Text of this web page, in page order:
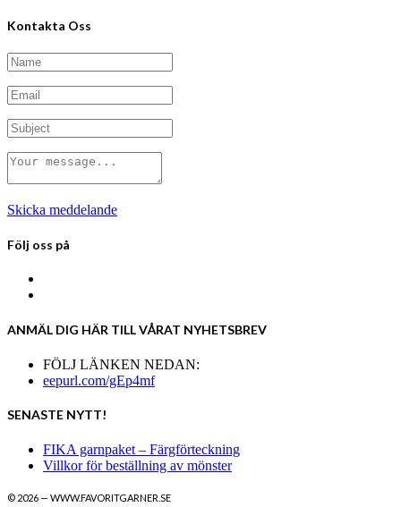
Kontakta Oss
Skicka meddelande
Följ oss på
ANMÄL DIG HÄR TILL VÅRAT NYHETSBREV
FÖLJ LÄNKEN NEDAN:
eepurl.com/gEp4mf
SENASTE NYTT!
FIKA garnpaket – Färgförteckning
Villkor för beställning av mönster
© 2026 — WWW.FAVORITGARNER.SE